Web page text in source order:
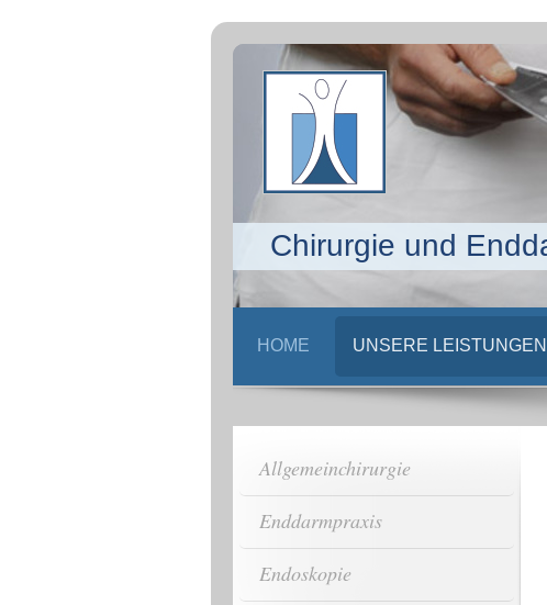
Chirurgie und
HOME UNSERE LEISTUNGEN
Allgemeinchirurgie
Enddarmpraxis
Endoskopie